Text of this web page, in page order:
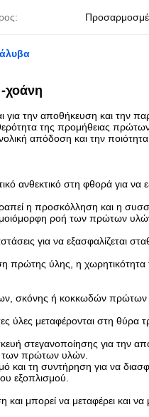
χοάνη
για την αποθήκευση και
της προμήθειας
απόδοση και την
στη φθορά για να
η προσκόλληση και η
ροή των πρώτων
για να εξασφαλίζεται
ύλης, η χωρητικότητα
σκόνης ή κοκκωδών
ύλες μεταφέρονται στη θύρα
στεγανοποίησης για την
των πρώτων υλών.
τη συντήρηση για να
εξοπλισμού.
και μπορεί να μεταφέρει και